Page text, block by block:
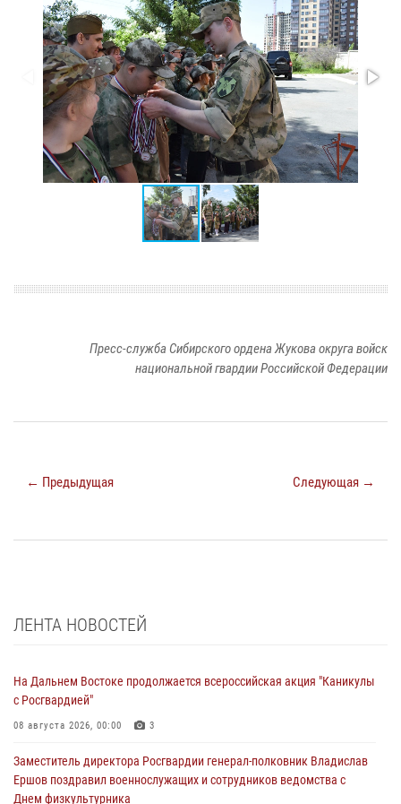
Пресс-служба Сибирского ордена Жукова округа войск
национальной гвардии Российской Федерации
← Предыдущая Следующая →
ЛЕНТА НОВОСТЕЙ
На Дальнем Востоке продолжается всероссийская акция "Каникулы
с Росгвардией"
08 августа 2026, 00:00 3
Заместитель директора Росгвардии генерал-полковник Владислав
Ершов поздравил военнослужащих и сотрудников ведомства с
Днем физкультурника